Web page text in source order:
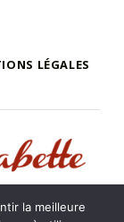
LÉGALES
la meilleure